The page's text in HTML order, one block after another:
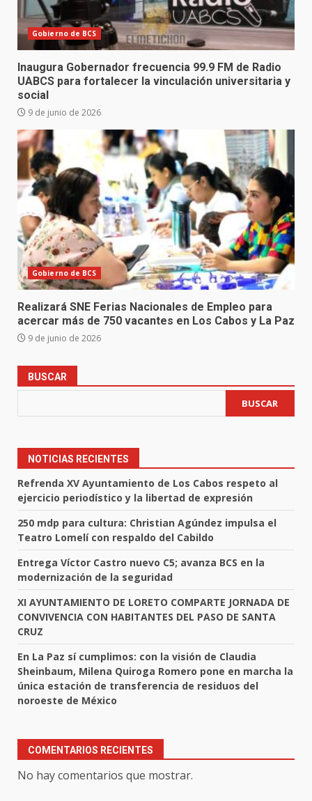
Gobierno de BCS
Inaugura Gobernador frecuencia 99.9 FM de Radio
UABCS para fortalecer la vinculación universitaria y
social
9 de junio de 2026
Gobierno de BCS
Realizará SNE Ferias Nacionales de Empleo para
acercar más de 750 vacantes en Los Cabos y La Paz
9 de junio de 2026
BUSCAR
BUSCAR
NOTICIAS RECIENTES
Refrenda XV Ayuntamiento de Los Cabos respeto al
ejercicio periodístico y la libertad de expresión
250 mdp para cultura: Christian Agúndez impulsa el
Teatro Lomelí con respaldo del Cabildo
Entrega Víctor Castro nuevo C5; avanza BCS en la
modernización de la seguridad
XI AYUNTAMIENTO DE LORETO COMPARTE JORNADA DE
CONVIVENCIA CON HABITANTES DEL PASO DE SANTA
CRUZ
En La Paz sí cumplimos: con la visión de Claudia
Sheinbaum, Milena Quiroga Romero pone en marcha la
única estación de transferencia de residuos del
noroeste de México
COMENTARIOS RECIENTES
No hay comentarios que mostrar.